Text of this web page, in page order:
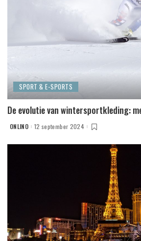
SPORT & E-SPORTS
De evolutie van wintersportkleding:
POSTED
ONLINO 12 september 2024